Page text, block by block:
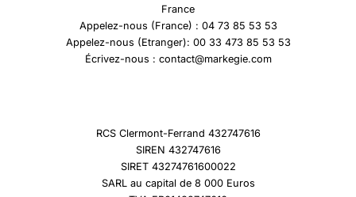
France
Appelez-nous (France) : 04 73 85 53 53
Appelez-nous (Etranger): 00 33 473 85 53 53
Écrivez-nous : contact@markegie.com
RCS Clermont-Ferrand 432747616
SIREN 432747616
SIRET 43274761600022
SARL au capital de 8 000 Euros